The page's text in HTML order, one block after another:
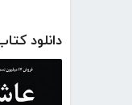
دانلود